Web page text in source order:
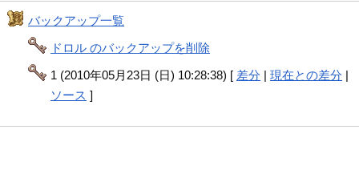
バックアップ一覧
ドロル のバックアップを削除
1 (2010年05月23日 (日) 10:28:38) [ 差分 |現在との差分 |
ソース ]